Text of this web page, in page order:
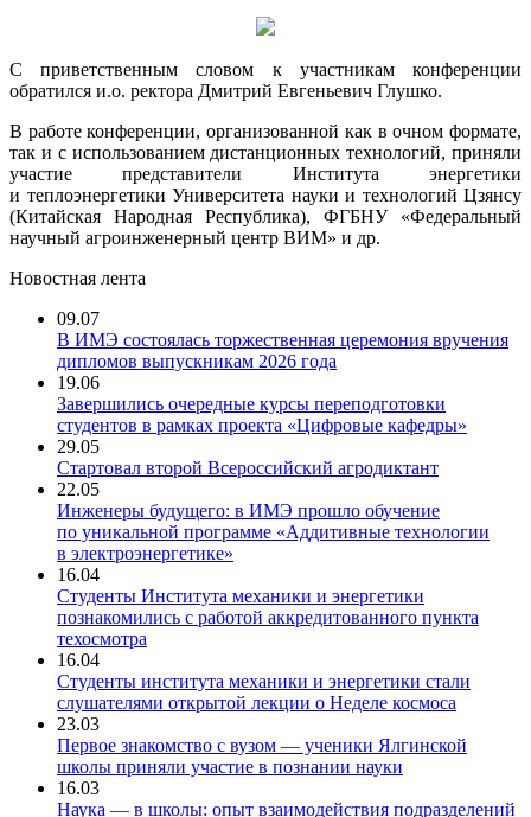
C приветственным словом к участникам конференции
обратился и.о. ректора Дмитрий Евгеньевич Глушко.
В работе конференции, организованной как в очном формате,
так и с использованием дистанционных технологий, приняли
участие представители Института энергетики
и теплоэнергетики Университета науки и технологий Цзянсу
(Китайская Народная Республика), ФГБНУ «Федеральный
научный агроинженерный центр ВИМ» и др.
Новостная лента
09.07
В ИМЭ состоялась торжественная церемония вручения
дипломов выпускникам 2026 года
19.06
Завершились очередные курсы переподготовки
студентов в рамках проекта «Цифровые кафедры»
29.05
Стартовал второй Всероссийский агродиктант
22.05
Инженеры будущего: в ИМЭ прошло обучение
по уникальной программе «Аддитивные технологии
в электроэнергетике»
16.04
Студенты Института механики и энергетики
познакомились с работой аккредитованного пункта
техосмотра
16.04
Студенты института механики и энергетики стали
слушателями открытой лекции о Неделе космоса
23.03
Первое знакомство с вузом — ученики Ялгинской
школы приняли участие в познании науки
16.03
Наука — в школы: опыт взаимодействия подразделений